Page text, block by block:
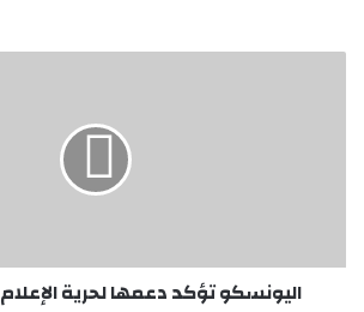
اليونسكو
اليونسكو تؤكد دعمها لحرية